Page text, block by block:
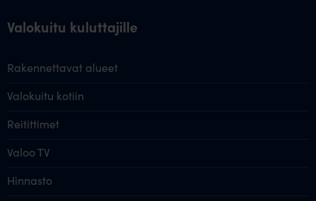
Valokuitu kuluttajille
Rakennettavat alueet
Valokuitu kotiin
Reitittimet
Valoo TV
Hinnasto